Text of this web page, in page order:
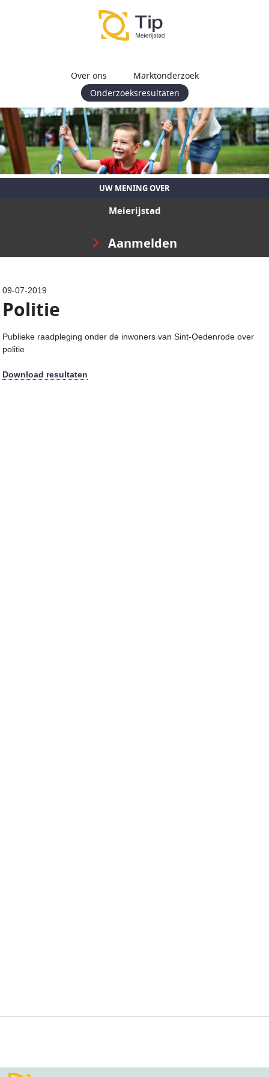
Over ons
Marktonderzoek
Onderzoeksresultaten
UW MENING OVER
Meierijstad
Aanmelden
09-07-2019
Politie
Publieke raadpleging onder de inwoners van Sint-Oedenrode over
politie
Download resultaten